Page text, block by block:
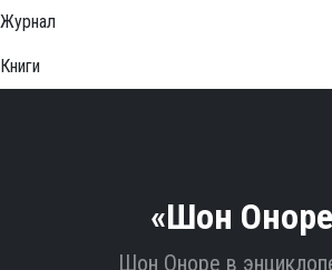
Журнал
Книги
«Шон
Шон Оноре в